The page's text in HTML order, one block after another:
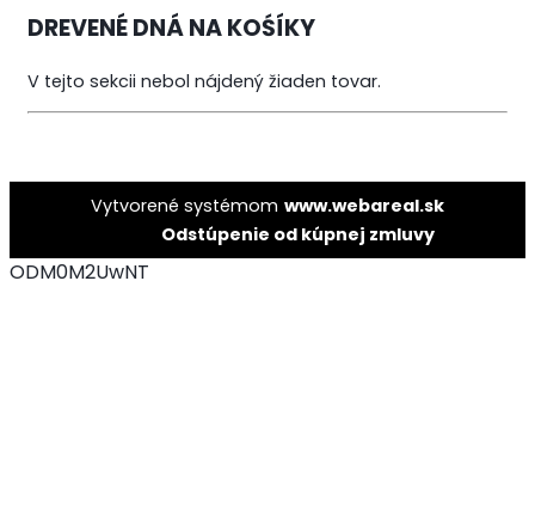
DREVENÉ DNÁ NA KOŚÍKY
V tejto sekcii nebol nájdený žiaden tovar.
Vytvorené systémom www.webareal.sk
Odstúpenie od kúpnej zmluvy
ODM0M2UwNT